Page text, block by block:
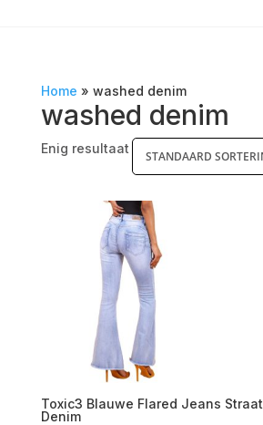
Home » washed denim
washed denim
Enig resultaat
Toxic3 Blauwe Flared Jeans
Denim